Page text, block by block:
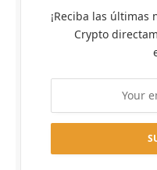
¡Reciba las últimas
Crypto